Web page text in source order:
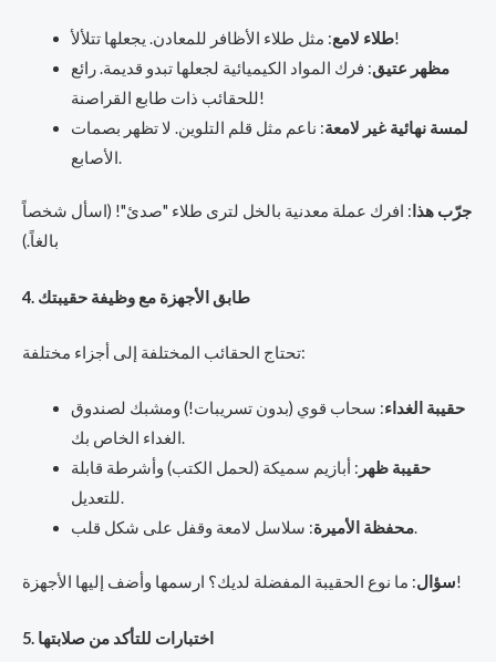
طلاء لامع: مثل طلاء الأظافر للمعادن. يجعلها تتلألأ!
مظهر عتيق: فرك المواد الكيميائية لجعلها تبدو قديمة. رائع
للحقائب ذات طابع القراصنة!
لمسة نهائية غير لامعة: ناعم مثل قلم التلوين. لا تظهر بصمات
الأصابع.
جرّب هذا : افرك عملة معدنية بالخل لترى طلاء "صدئ"! (اسأل شخصاً
بالغاً.)
4. طابق الأجهزة مع وظيفة حقيبتك
تحتاج الحقائب المختلفة إلى أجزاء مختلفة:
حقيبة الغداء: سحاب قوي (بدون تسريبات!) ومشبك لصندوق
الغداء الخاص بك.
حقيبة ظهر : أبازيم سميكة (لحمل الكتب) وأشرطة قابلة
للتعديل.
محفظة الأميرة: سلاسل لامعة وقفل على شكل قلب.
سؤال: ما نوع الحقيبة المفضلة لديك؟ ارسمها وأضف إليها الأجهزة!
5. اختبارات للتأكد من صلابتها